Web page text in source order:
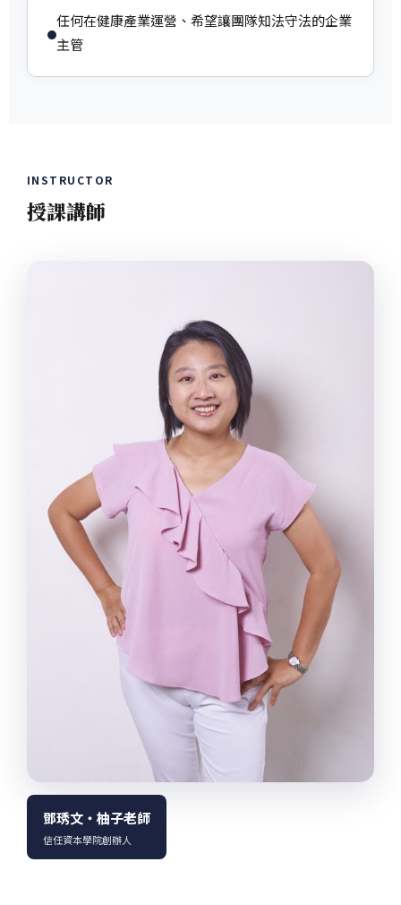
任何在健康產業運營、希望讓團隊知法守法的企業
主管
INSTRUCTOR
授課講師
鄧琇文・柚子老師
信任資本學院創辦人